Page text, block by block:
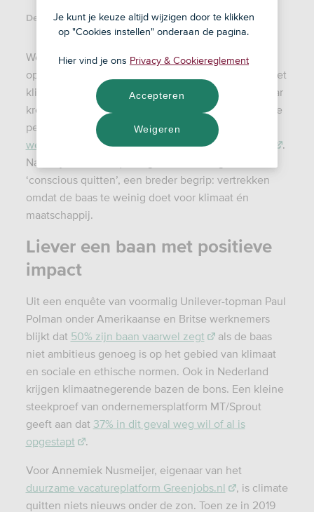
Deel dit artikel:
Wereldwijd zeggen steeds meer mensen hun baan
op omdat hun baas zich te weinig bekommert om het
klimaat. Dit fenomeen borrelt al enige jaren op, maar
kreeg begin dit jaar een naam toen het Amerikaanse
persbureau Bloomberg verhalen optekende van
werknemers die 'klimaatontslag' hadden genomen
.
Namelijk: ‘climate quitting’. Er is ook nog zoiets als
‘conscious quitten’, een breder begrip: vertrekken
omdat de baas te weinig doet voor klimaat én
maatschappij.
Liever een baan met positieve
impact
Uit een enquête van voormalig Unilever-topman Paul
Polman onder Amerikaanse en Britse werknemers
blijkt dat 50% zijn baan vaarwel zegt
als de baas
niet ambitieus genoeg is op het gebied van klimaat
en sociale en ethische normen. Ook in Nederland
krijgen klimaatnegerende bazen de bons. Een kleine
steekproef van ondernemersplatform MT/Sprout
geeft aan dat 37% in dit geval weg wil of al is
opgestapt
.
Voor Annemiek Nusmeijer, eigenaar van het
duurzame vacatureplatform Greenjobs.nl
, is climate
quitten niets nieuws onder de zon. Toen ze in 2019
Je kunt je keuze altijd wijzigen door te klikken
op "Cookies instellen" onderaan de pagina.
Hier vind je ons Privacy & Cookiereglement
Weigeren
Accepteren